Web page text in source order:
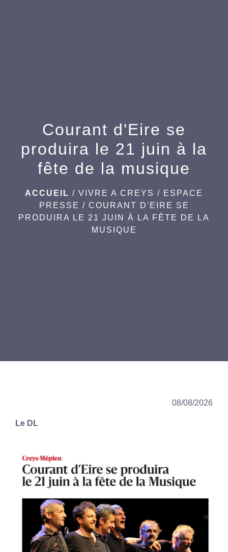
Courant d'Eire se
produira le 21 juin à la
fête de la musique
ACCUEIL / VIVRE A CREYS / ESPACE
PRESSE / COURANT D'EIRE SE
PRODUIRA LE 21 JUIN À LA FÊTE DE LA
MUSIQUE
08/08/2026
Le DL